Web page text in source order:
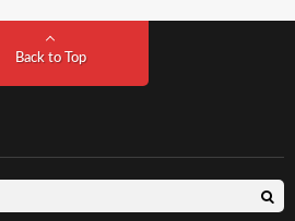
Back to Top